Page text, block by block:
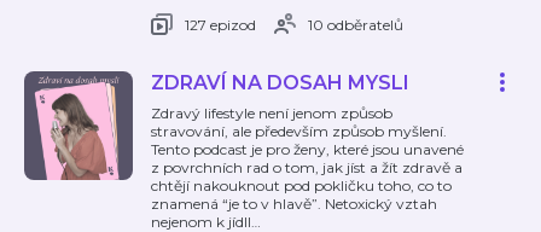
127 epizod
10 odběratelů
ZDRAVÍ NA DOSAH MYSLI
Zdravý lifestyle není jenom způsob
stravování, ale především způsob myšlení.
Tento podcast je pro ženy, které jsou unavené
z povrchních rad o tom, jak jíst a žít zdravě a
chtějí nakouknout pod pokličku toho, co to
znamená “je to v hlavě”. Netoxický vztah
nejenom k jídll…